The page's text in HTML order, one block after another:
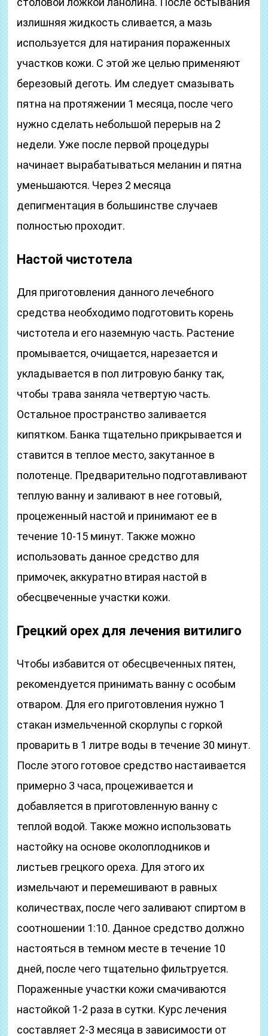
излишняя жидкость сливается, а мазь
используется для натирания пораженных
участков кожи. С этой же целью применяют
березовый деготь. Им следует смазывать
пятна на протяжении 1 месяца, после чего
нужно сделать небольшой перерыв на 2
недели. Уже после первой процедуры
начинает вырабатываться меланин и пятна
уменьшаются. Через 2 месяца
депигментация в большинстве случаев
полностью проходит.
Настой чистотела
Для приготовления данного лечебного
средства необходимо подготовить корень
чистотела и его наземную часть. Растение
промывается, очищается, нарезается и
укладывается в пол литровую банку так,
чтобы трава заняла четвертую часть.
Остальное пространство заливается
кипятком. Банка тщательно прикрывается и
ставится в теплое место, закутанное в
полотенце. Предварительно подготавливают
теплую ванну и заливают в нее готовый,
процеженный настой и принимают ее в
течение 10-15 минут. Также можно
использовать данное средство для
примочек, аккуратно втирая настой в
обесцвеченные участки кожи.
Грецкий орех для лечения витилиго
Чтобы избавится от обесцвеченных пятен,
рекомендуется принимать ванну с особым
отваром. Для его приготовления нужно 1
стакан измельченной скорлупы с горкой
проварить в 1 литре воды в течение 30 минут.
После этого готовое средство настаивается
примерно 3 часа, процеживается и
добавляется в приготовленную ванну с
теплой водой. Также можно использовать
настойку на основе околоплодников и
листьев грецкого ореха. Для этого их
измельчают и перемешивают в равных
количествах, после чего заливают спиртом в
соотношении 1:10. Данное средство должно
настояться в темном месте в течение 10
дней, после чего тщательно фильтруется.
Пораженные участки кожи смачиваются
настойкой 1-2 раза в сутки. Курс лечения
составляет 2-3 месяца в зависимости от